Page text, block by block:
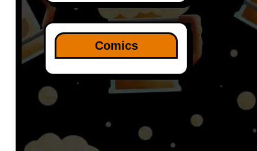
Comics